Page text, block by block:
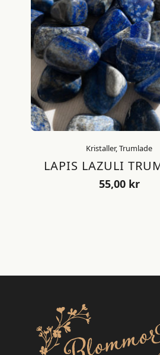
Kristaller, Trumlade
LAPIS LAZULI
55,00 kr